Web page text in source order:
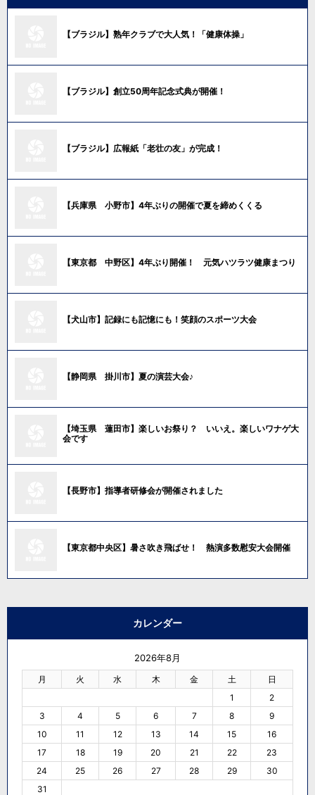
【ブラジル】熟年クラブで大人気！「健康体操」
【ブラジル】創立50周年記念式典が開催！
【ブラジル】広報紙「老壮の友」が完成！
【兵庫県 小野市】4年ぶりの開催で夏を締めくくる
【東京都 中野区】4年ぶり開催！ 元気ハツラツ健康まつり
【犬山市】記録にも記憶にも！笑顔のスポーツ大会
【静岡県 掛川市】夏の演芸大会♪
【埼玉県 蓮田市】楽しいお祭り？ いいえ。楽しいワナゲ大
会です
【長野市】指導者研修会が開催されました
【東京都中央区】暑さ吹き飛ばせ！ 熱演多数慰安大会開催
カレンダー
2026年8月
月 火 水 木 金 土 日
1
2
3
4 5 6 7 8
9
10
11 12 13 14 15
16
17
18 19 20 21 22
23
24
25 26 27 28 29
30
31